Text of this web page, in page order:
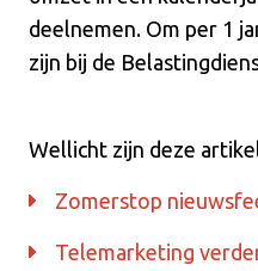
deelnemen. Om per 1
zijn bij de
Wellicht zijn deze
Zomerstop
Telemarketing